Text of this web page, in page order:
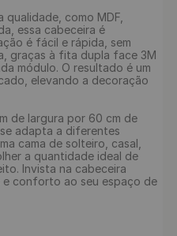
como MDF,
essa cabeceira é
é fácil e rápida, sem
graças à fita dupla face 3M
módulo. O resultado é um
elevando a decoração
de largura por 60 cm de
adapta a diferentes
cama de solteiro, casal,
a quantidade ideal de
Invista na cabeceira
conforto ao seu espaço de